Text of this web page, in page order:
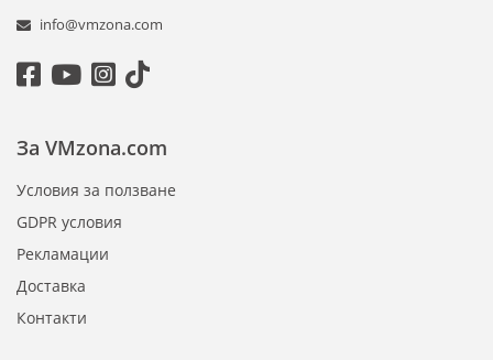
info@vmzona.com
За VMzona.com
Условия за ползване
GDPR условия
Рекламации
Доставка
Контакти